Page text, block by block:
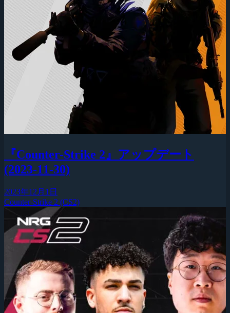
『Counter-Strike 2』アップデート
(2023-11-30)
2023年12月1日
Counter-Strike 2 (CS2)